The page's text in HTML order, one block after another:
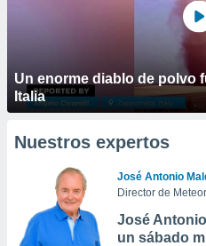
Un enorme diablo de polvo
Italia
Nuestros expertos
José Antonio
Director de
José
un sábado